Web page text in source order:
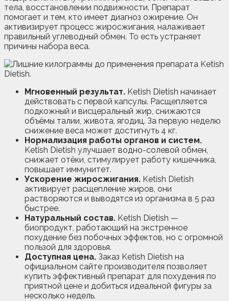
тела, восстановлении подвижности. Препарат
помогает и тем, кто имеет диагноз ожирение. Он
активизирует процесс жиросжигания, налаживает
правильный углеводный обмен. То есть устраняет
причины набора веса.
Мгновенный результат. Ketish Dietish начинает
действовать с первой капсулы. Расщепляется
подкожный и висцеральный жир, снижаются
объёмы талии, живота, ягодиц. За первую неделю
снижение веса может достигнуть 4 кг.
Нормализация работы органов и систем.
Ketish Dietish улучшает водно-солевой обмен,
снижает отёки, стимулирует работу кишечника,
повышает иммунитет.
Ускорение жиросжигания. Ketish Dietish
активирует расщепление жиров, они
растворяются и выводятся из организма в 5 раз
быстрее.
Натуральный состав. Ketish Dietish —
биопродукт, работающий на экстренное
похудение без побочных эффектов, но с огромной
пользой для здоровья.
Доступная цена. Заказ Ketish Dietish на
официальном сайте производителя позволяет
купить эффективный препарат для похудения по
приятной цене и добиться идеальной фигуры за
несколько недель.